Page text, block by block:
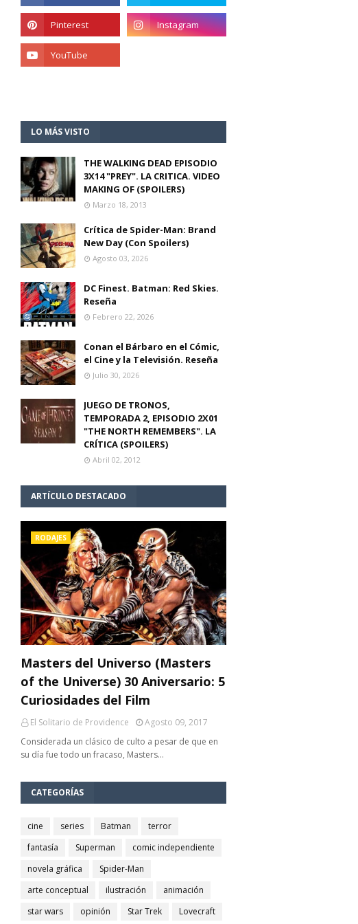
LO MÁS VISTO
THE WALKING DEAD EPISODIO
3X14 "PREY". LA CRITICA. VIDEO
MAKING OF (SPOILERS)
Marzo 18, 2013
Crítica de Spider-Man: Brand
New Day (Con Spoilers)
Agosto 03, 2026
DC Finest. Batman: Red Skies.
Reseña
Febrero 22, 2026
Conan el Bárbaro en el Cómic,
el Cine y la Televisión. Reseña
Julio 30, 2026
JUEGO DE TRONOS,
TEMPORADA 2, EPISODIO 2X01
"THE NORTH REMEMBERS". LA
CRÍTICA (SPOILERS)
Abril 02, 2012
ARTÍCULO DESTACADO
RODAJES
Masters del Universo (Masters
of the Universe) 30 Aniversario: 5
Curiosidades del Film
El Solitario de Providence
Agosto 09, 2017
Considerada un clásico de culto a pesar de que en
su día fue todo un fracaso, Masters…
CATEGORÍAS
cine series Batman
terror
fantasía
Superman
comic independiente
novela gráfica
Spider-Man
arte conceptual
ilustración
animación
star wars
opinión Star Trek
Lovecraft